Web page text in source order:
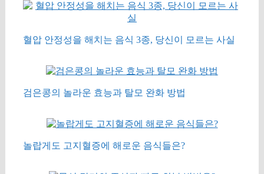
혈압 안정성을 해치는 음식 3종, 당신이 모르는 사실
검은콩의 놀라운 효능과 탈모 완화 방법
놀랍게도 고지혈증에 해로운 음식들은?